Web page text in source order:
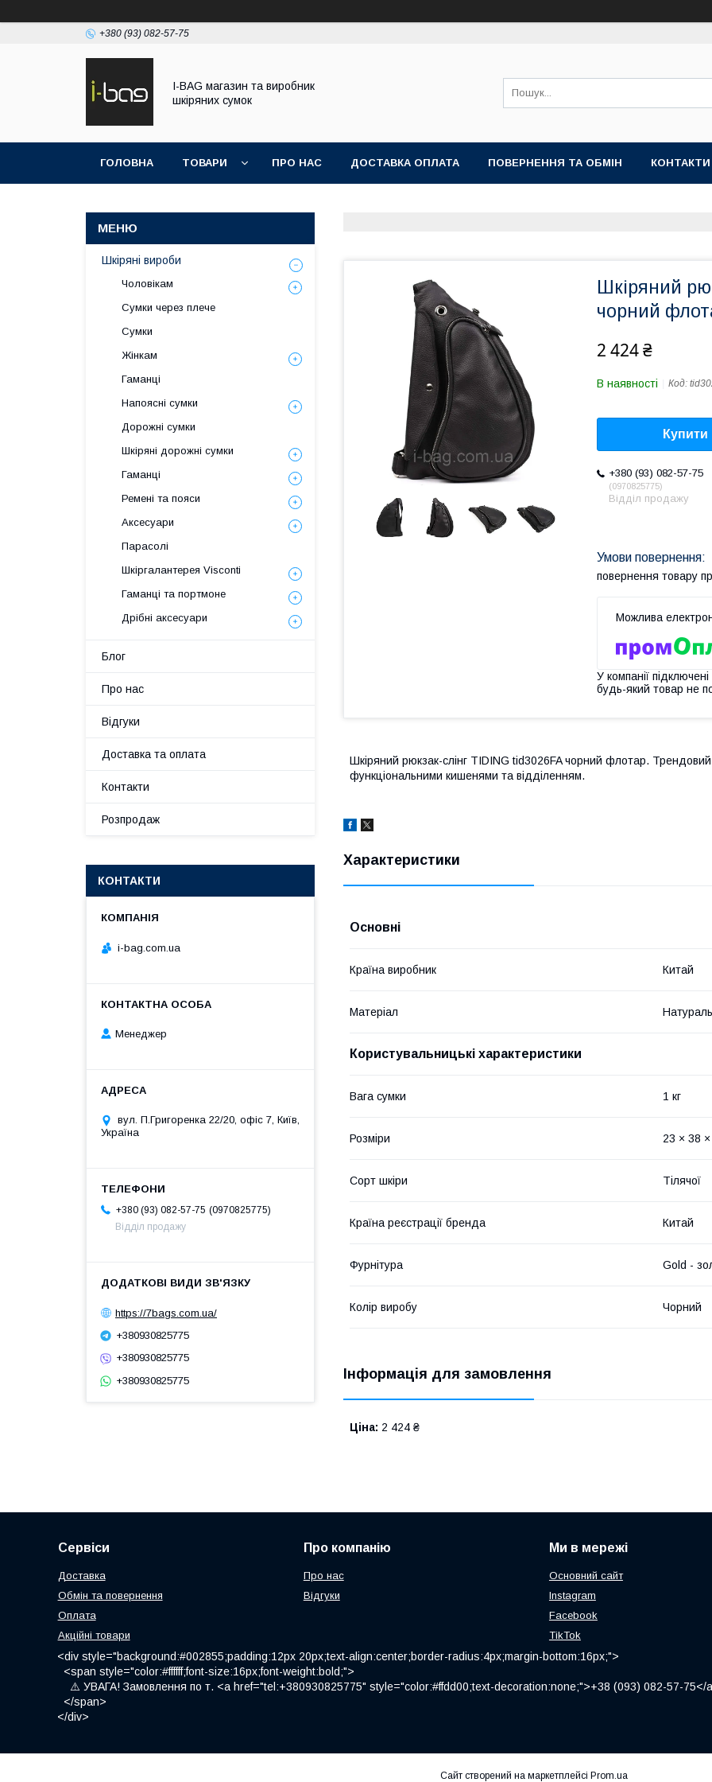
+380 (93) 082-57-75
I-BAG магазин та виробник
шкіряних сумок
ГОЛОВНА ТОВАРИ ПРО НАС ДОСТАВКА ОПЛАТА ПОВЕРНЕННЯ ТА ОБМІН КОНТАКТИ
Шкіряний
чорний
2 424 ₴
В наявності Код:
Купити
+380 (93) 082-57-75
0970825775
Відділ продажу
повернення товару
У компанії
будь-який товар не
Шкіряний рюкзак-слінг TIDING tid3026FA чорний флотар. Трендовий
функціональними кишенями та відділенням.
Характеристики
Основні
Країна виробник Китай
Матеріал
Користувальницькі характеристики
Вага сумки 1 кг
Розміри 23 × 38 ×
Сорт шкіри Тілячої
Країна реєстрації бренда Китай
Фурнітура Gold -
Колір виробу Чорний
Інформація для замовлення
Ціна: 2 424 ₴
Шкіряні вироби
Чоловікам
Сумки через плече
Сумки
Жінкам
Гаманці
Напоясні сумки
Дорожні сумки
Шкіряні дорожні сумки
Гаманці
Ремені та пояси
Аксесуари
Парасолі
Шкіргалантерея Visconti
Гаманці та портмоне
Дрібні аксесуари
Блог
Про нас
Відгуки
Доставка та оплата
Контакти
Розпродаж
КОНТАКТИ
i-bag.com.ua
Менеджер
вул. П.Григоренка 22/20, офіс 7, Київ,
Україна
+380 (93) 082-57-75
0970825775
Відділ продажу
https://7bags.com.ua/
+380930825775
+380930825775
+380930825775
Сервіси
Доставка
Обмін та повернення
Оплата
Акційні товари
Про компанію
Про нас
Відгуки
Ми в мережі
Основний сайт
Instagram
Facebook
TikTok
<div style="background:#002855;padding:12px 20px;text-align:center;border-radius:4px;margin-bottom:16px;">
<span style="color:#ffffff;font-size:16px;font-weight:bold;">
⚠️ УВАГА! Замовлення по т. <a href="tel:+380930825775" style="color:#ffdd00;text-decoration:none;">+38 (093) 082-57-
</span>
</div>
Сайт створений на маркетплейсі Prom.ua